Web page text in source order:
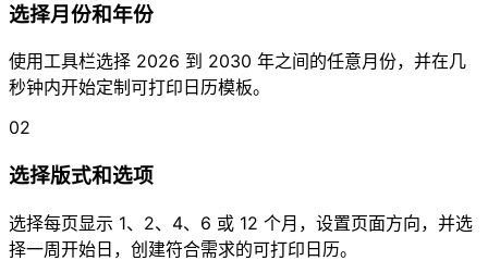
选择月份和年份
使用工具栏选择 2026 到 2030 年之间的任意月份，并在几
秒钟内开始定制可打印日历模板。
02
选择版式和选项
选择每页显示 1、2、4、6 或 12 个月，设置页面方向，并选
择一周开始日，创建符合需求的可打印日历。